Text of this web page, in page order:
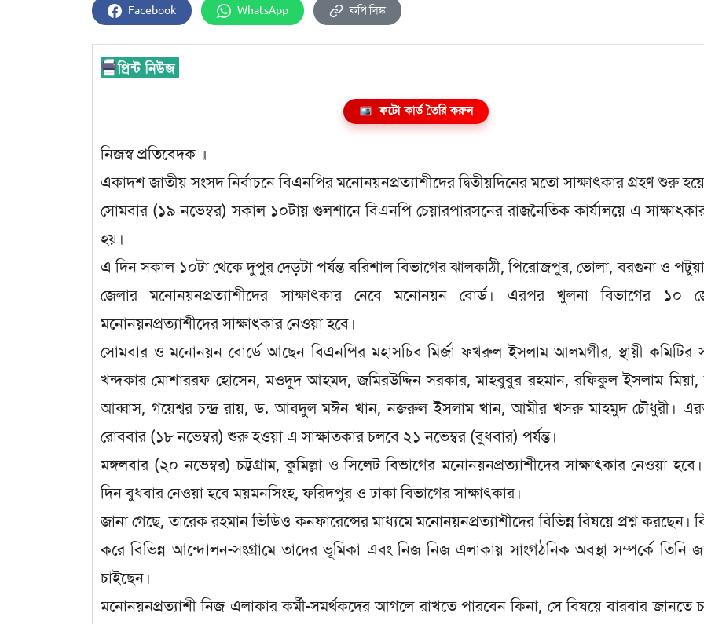
Facebook WhatsApp কপি লিঙ্ক
ফটো কার্ড তৈরি করুন
নিজস্ব প্রতিবেদক ॥
একাদশ জাতীয় সংসদ নির্বাচনে বিএনপির মনোনয়নপ্রত্যাশীদের দ্বিতীয়দিনের মতো সাক্ষাৎকার গ্রহণ শুরু
সোমবার (১৯ নভেম্বর) সকাল ১০টায় গুলশানে বিএনপি চেয়ারপারসনের রাজনৈতিক কার্যালয়ে এ
হয়।
এ দিন সকাল ১০টা থেকে দুপুর দেড়টা পর্যন্ত বরিশাল বিভাগের ঝালকাঠী, পিরোজপুর, ভোলা, বরগুনা ও
জেলার মনোনয়নপ্রত্যাশীদের সাক্ষাৎকার নেবে মনোনয়ন বোর্ড। এরপর খুলনা বিভাগের ১০
মনোনয়নপ্রত্যাশীদের সাক্ষাৎকার নেওয়া হবে।
সোমবার ও মনোনয়ন বোর্ডে আছেন বিএনপির মহাসচিব মির্জা ফখরুল ইসলাম আলমগীর, স্থায়ী কমিটির
খন্দকার মোশাররফ হোসেন, মওদুদ আহমদ, জমিরউদ্দিন সরকার, মাহবুবুর রহমান, রফিকুল ইসলাম মিয়া,
আব্বাস, গয়েশ্বর চন্দ্র রায়, ড. আবদুল মঈন খান, নজরুল ইসলাম খান, আমীর খসরু মাহমুদ চৌধুরী।
রোববার (১৮ নভেম্বর) শুরু হওয়া এ সাক্ষাতকার চলবে ২১ নভেম্বর (বুধবার) পর্যন্ত।
মঙ্গলবার (২০ নভেম্বর) চট্টগ্রাম, কুমিল্লা ও সিলেট বিভাগের মনোনয়নপ্রত্যাশীদের সাক্ষাৎকার নেওয়া
দিন বুধবার নেওয়া হবে ময়মনসিংহ, ফরিদপুর ও ঢাকা বিভাগের সাক্ষাৎকার।
জানা গেছে, তারেক রহমান ভিডিও কনফারেন্সের মাধ্যমে মনোনয়নপ্রত্যাশীদের বিভিন্ন বিষয়ে প্রশ্ন করছেন।
করে বিভিন্ন আন্দোলন-সংগ্রামে তাদের ভূমিকা এবং নিজ নিজ এলাকায় সাংগঠনিক অবস্থা সম্পর্কে তিনি
চাইছেন।
মনোনয়নপ্রত্যাশী নিজ এলাকার কর্মী-সমর্থকদের আগলে রাখতে পারবেন কিনা, সে বিষয়ে বারবার জানতে